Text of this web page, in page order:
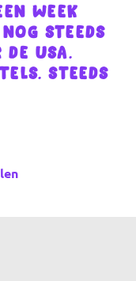
WEEK
STEEDS
DE USA.
STEEDS